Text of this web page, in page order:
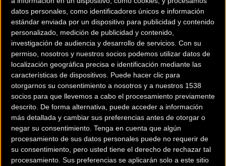
datos personales, como identificadores únicos e información
estándar enviada por un dispositivo para publicidad y contenido
personalizado, medición de publicidad y contenido,
investigación de audiencia y desarrollo de servicios. Con su
permiso, nosotros y nuestros socios podemos utilizar datos de
localización geográfica precisa e identificación mediante las
características de dispositivos. Puede hacer clic para
otorgarnos su consentimiento a nosotros y a nuestros 1538
socios para que llevemos a cabo el procesamiento previamente
descrito. De forma alternativa, puede acceder a información
más detallada y cambiar sus preferencias antes de otorgar o
negar su consentimiento. Tenga en cuenta que algún
procesamiento de sus datos personales puede no requerir de
su consentimiento, pero usted tiene el derecho de rechazar tal
procesamiento. Sus preferencias se aplicarán solo a este sitio
en los JJOO Londres 2012 en contrarreloj y acumula un
palmarés abrumador. A su vez, ha confirmado su presencia
en la ronda ibicenca el también medallista olímpico, Juanjo
Méndez, quien quizá nos vuelva a sorprender junto a Xavi
Caballol, para competir en tándem. Cada uno de ellos ha
competido de forma individual por mucho tiempo
consiguiendo logros de gran prestigio, retos personales, y
hazañas que han marcado sus vidas. En un momento dado,
decidieron unir fuerzas y protagonizaron el primer tándem
de dos piernas y tres brazos con el objetivo de amplificar
su alcance y logros. “Nuestros límites físicos y mentales,
están mucho más lejos de donde los pintamos”, suelen